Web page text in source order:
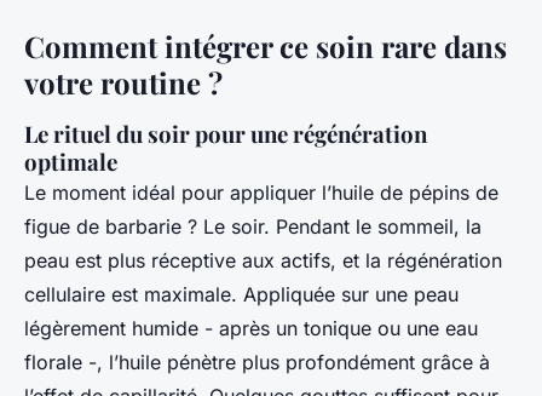
Comment intégrer ce soin rare dans
votre routine ?
Le rituel du soir pour une régénération
optimale
Le moment idéal pour appliquer l’huile de pépins de
figue de barbarie ? Le soir. Pendant le sommeil, la
peau est plus réceptive aux actifs, et la régénération
cellulaire est maximale. Appliquée sur une peau
légèrement humide - après un tonique ou une eau
florale -, l’huile pénètre plus profondément grâce à